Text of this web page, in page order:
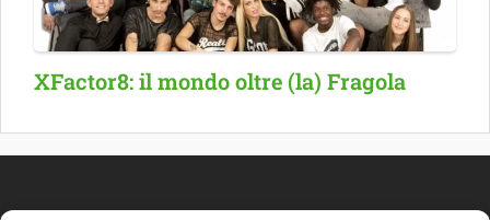
XFactor8: il mondo oltre (la) Fragola